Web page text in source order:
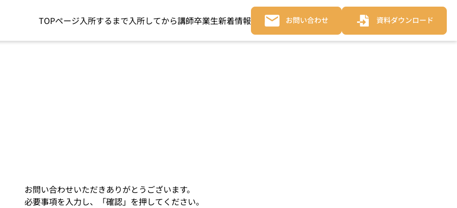
TOPページ入所するまで入所してから講師卒業生新着情報 お問い合わせ 資料ダウンロード
お問い合わせいただきありがとうございます。
必要事項を入力し、「確認」を押してください。